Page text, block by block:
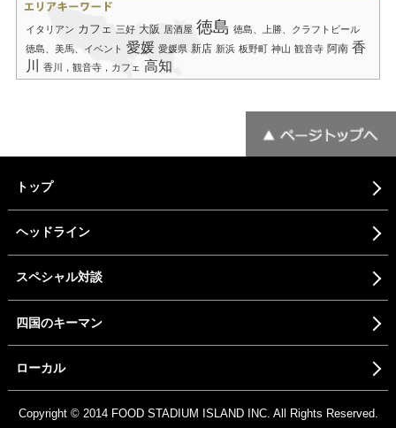
イタリアン カフェ 三好 大阪 居酒屋 徳島 徳島、上勝、クラフトビール
徳島、美馬、イベント 愛媛 愛媛県 新店 新浜 板野町 神山 観音寺 阿南 香
川
香川，観音寺，カフェ 高知
トップ
ヘッドライン
スペシャル対談
四国のキーマン
ローカル
Copyright © 2014 FOOD STADIUM ISLAND INC. All Rights Reserved.